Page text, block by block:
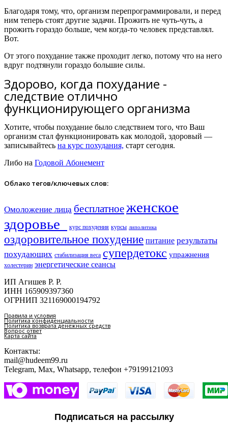
Благодаря тому, что, организм перепрограммировали, и перед
ним теперь стоят другие задачи. Прожить не чуть-чуть, а
прожить гораздо больше, чем когда-то человек представлял.
Вот.
От этого похудание также проходит легко, потому что на него
вдруг подтянули гораздо большие силы.
Здорово, когда похудание -
следствие отлично
функционирующего организма
Хотите, чтобы похудание было следствием того, что Ваш
организм стал функционировать как молодой, здоровый —
записывайтесь на курс похудания, старт сегодня.
Либо на Годовой Абонемент
Облако тегов/ключевых слов:
Омоложение лица бесплатноеженское
здоровье​
курс похудения курсы липолитика
оздоровительное похудение питание результаты
похудающих стабилизация веса супердетокс упражнения
холестерин энергетические сеансы
ИП Агишев Р. Р.
ИНН 165909397360
ОГРНИП 321169000194792
Правила и условия
Политика конфиденциальности
Политика возврата денежных средств
Вопрос ответ
Карта сайта
Контакты:
mail@hudeem99.ru
Telegram, Max, Whatsapp, телефон +79199121093
Подписаться на рассылку